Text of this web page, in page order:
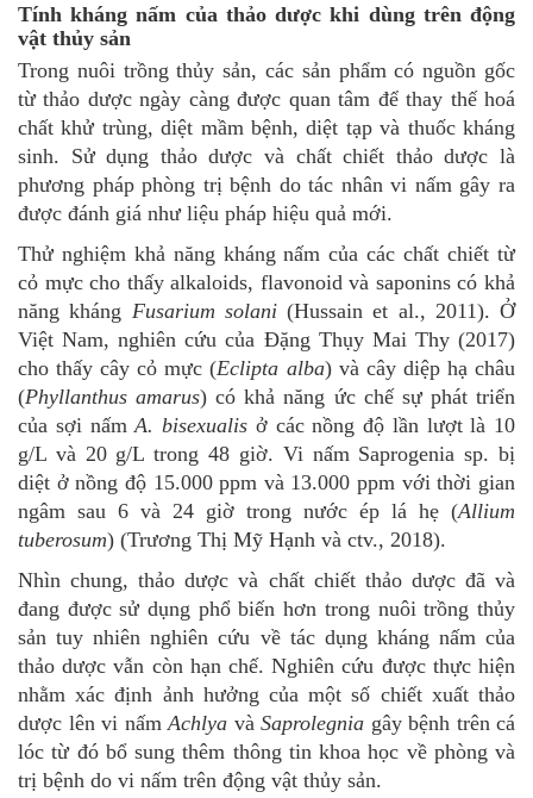
Tính kháng nấm của thảo dược khi dùng trên động
vật thủy sản
Trong nuôi trồng thủy sản, các sản phẩm có nguồn gốc
từ thảo dược ngày càng được quan tâm để thay thế hoá
chất khử trùng, diệt mầm bệnh, diệt tạp và thuốc kháng
sinh. Sử dụng thảo dược và chất chiết thảo dược là
phương pháp phòng trị bệnh do tác nhân vi nấm gây ra
được đánh giá như liệu pháp hiệu quả mới.
Thử nghiệm khả năng kháng nấm của các chất chiết từ
cỏ mực cho thấy alkaloids, flavonoid và saponins có khả
năng kháng Fusarium solani(Hussain et al., 2011). Ở
Việt Nam, nghiên cứu của Đặng Thụy Mai Thy (2017)
cho thấy cây cỏ mực (Eclipta alba) và cây diệp hạ châu
(Phyllanthus amarus) có khả năng ức chế sự phát triển
của sợi nấmA. bisexualis ở các nồng độ lần lượt là 10
g/L và 20 g/L trong 48 giờ. Vi nấm Saprogenia sp. bị
diệt ở nồng độ 15.000 ppm và 13.000 ppm với thời gian
ngâm sau 6 và 24 giờ trong nước ép lá hẹ (Allium
tuberosum) (Trương Thị Mỹ Hạnh và ctv., 2018).
Nhìn chung, thảo dược và chất chiết thảo dược đã và
đang được sử dụng phổ biến hơn trong nuôi trồng thủy
sản tuy nhiên nghiên cứu về tác dụng kháng nấm của
thảo dược vẫn còn hạn chế. Nghiên cứu được thực hiện
nhằm xác định ảnh hưởng của một số chiết xuất thảo
dược lên vi nấm Achlya và Saprolegnia gây bệnh trên cá
lóc từ đó bổ sung thêm thông tin khoa học về phòng và
trị bệnh do vi nấm trên động vật thủy sản.